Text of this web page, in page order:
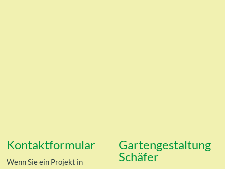
Kontaktformular
Wenn Sie ein Projekt in
Gartengestaltung
Schäfer